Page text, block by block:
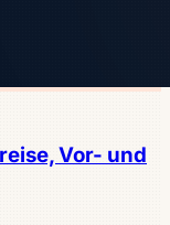
Vor- und